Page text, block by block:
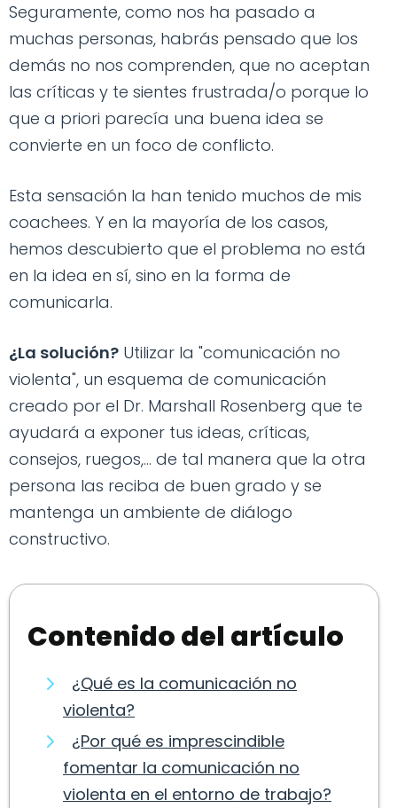
Seguramente, como nos ha pasado a
muchas personas, habrás pensado que los
demás no nos comprenden, que no aceptan
las críticas y te sientes frustrada/o porque lo
que a priori parecía una buena idea se
convierte en un foco de conflicto.
Esta sensación la han tenido muchos de mis
coachees. Y en la mayoría de los casos,
hemos descubierto que el problema no está
en la idea en sí, sino en la forma de
comunicarla.
¿La solución? Utilizar la "comunicación no
violenta", un esquema de comunicación
creado por el Dr. Marshall Rosenberg que te
ayudará a exponer tus ideas, críticas,
consejos, ruegos,... de tal manera que la otra
persona las reciba de buen grado y se
mantenga un ambiente de diálogo
constructivo.
Contenido del artículo
¿Qué es la comunicación no
violenta?
¿Por qué es imprescindible
fomentar la comunicación no
violenta en el entorno de trabajo?